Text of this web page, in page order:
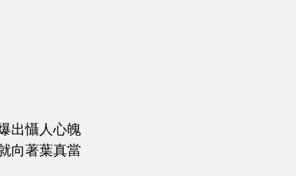
出懾人心魄
向著葉真當